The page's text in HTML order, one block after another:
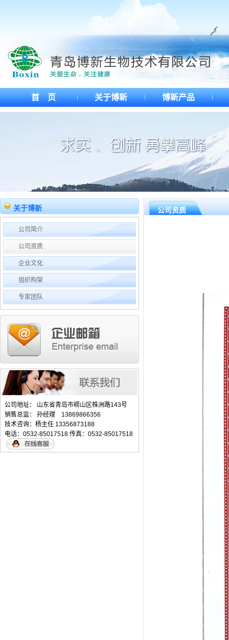
首 页 关于博新 博新产品
关于博新
公司简介
公司资质
企业文化
组织构架
专家团队
公司地址： 山东省青岛市崂山区株洲路143号
销售总监： 孙经理 13869866356
技术咨询：杨主任 13356873188
电话：0532-85017518 传真：0532-85017518
公司资质